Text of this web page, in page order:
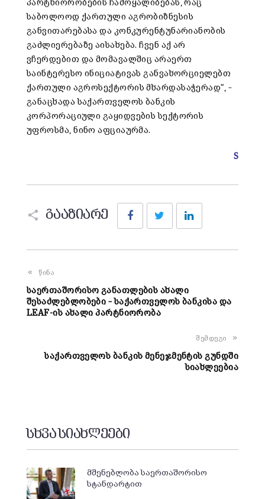
პარტნიორობების ჩამოყალიბებას, რაც
საბოლოოდ ქართული აგრობიზნესის
განვითარებასა და კონკურენტუნარიანობის
გაძლიერებაზე აისახება. ჩვენ აქ არ
ვჩერდებით და მომავალშიც არაერთ
საინტერესო ინიციატივას განვახორციელებთ
ქართული აგროსექტორის მხარდასაჭერად“, –
განაცხადა საქართველოს ბანკის
კორპორაციული გაყიდვების სექტორის
უფროსმა, ნინო აფციაურმა.
S
გააზიარე
FacebookTwitter
წინა
საერთაშორისო განათლების ახალი
შესაძლებლობები – საქართველოს ბანკისა და
LEAF-ის ახალი პარტნიორობა
შემდეგი
საქართველოს ბანკის მენეჯმენტის გუნდში
სიახლეებია
სხვა სიახლეები
მშენებლობა საერთაშორისო
სტანდარტით